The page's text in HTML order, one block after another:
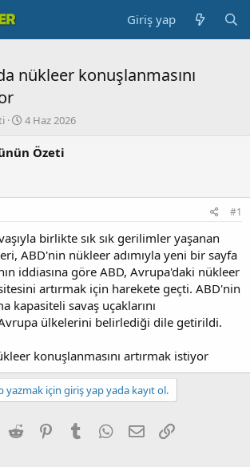
Giriş yap
nükleer konuşlanmasını
B
ş
ç
t
a
r
i
h
i
4 Haz 2026
Özeti
#1
birlikte sık sık gerilimler yaşanan
ABD'nin nükleer adımıyla yeni bir sayfa
iddiasına göre ABD, Avrupa'daki nükleer
artırmak için harekete geçti. ABD'nin
kapasiteli savaş uçaklarını
Avrupa ülkelerini belirlediği dile getirildi.
konuşlanmasını artırmak istiyor
yazmak için giriş yap yada kayıt ol.
Twitter Reddit PinterestTumblr WhatsApp
E-posta